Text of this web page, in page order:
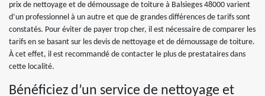
prix de nettoyage et de démoussage de toiture à Balsieges 48000 varient
d’un professionnel à un autre et que de grandes différences de tarifs sont
constatés. Pour éviter de payer trop cher, il est nécessaire de comparer les
tarifs en se basant sur les devis de nettoyage et de démoussage de toiture.
À cet effet, il est recommandé de contacter le plus de prestataires dans
cette localité.
Bénéficiez d’un service de nettoyage et